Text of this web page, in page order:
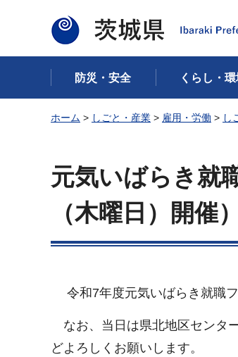
茨城県
防災・安全 くらし・
ホーム > しごと・産業 > 雇用・労働 > し
元気いばらき就
（木曜日）開催）
令和7年度元気いばらき就職
なお、当日は県北地区センタ
どよろしくお願いします。